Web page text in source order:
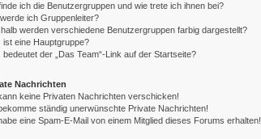
ich die Benutzergruppen und wie trete ich ihnen bei?
ich Gruppenleiter?
werden verschiedene Benutzergruppen farbig dargestellt?
ist eine Hauptgruppe?
bedeutet der „Das Team“-Link auf der Startseite?
Nachrichten
keine Privaten Nachrichten verschicken!
ständig unerwünschte Private Nachrichten!
eine Spam-E-Mail von einem Mitglied dieses Forums erhalten!